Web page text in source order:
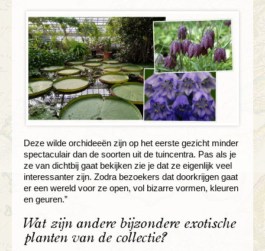
Deze wilde orchideeën zijn op het eerste gezicht minder
spectaculair dan de soorten uit de tuincentra. Pas als je
ze van dichtbij gaat bekijken zie je dat ze eigenlijk veel
interessanter zijn. Zodra bezoekers dat doorkrijgen gaat
er een wereld voor ze open, vol bizarre vormen, kleuren
en geuren.”
Wat zijn andere bijzondere exotische
planten van de collectie?